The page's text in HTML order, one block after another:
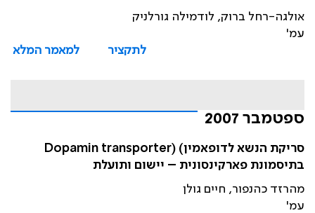
אולגה-רחל ברוק, לודמילה גורלניק
עמ'
לתקציר
למאמר המלא
ספטמבר 2007
סריקת הנשא לדופאמין) (Dopamin transporter
בתיסמונת פארקינסונית – יישום ותועלת
מהרזד כהנפור, חיים גולן
עמ'